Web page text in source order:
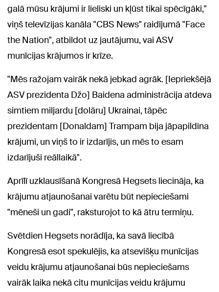
galā mūsu krājumi ir lieliski un kļūst tikai spēcīgāki,"
viņš televīzijas kanāla "CBS News" raidījumā "Face
the Nation", atbildot uz jautājumu, vai ASV
munīcijas krājumos ir krīze.
"Mēs ražojam vairāk nekā jebkad agrāk. [Iepriekšējā
ASV prezidenta Džo] Baidena administrācija atdeva
simtiem miljardu [dolāru] Ukrainai, tāpēc
prezidentam [Donaldam] Trampam bija jāpapildina
krājumi, un viņš to ir izdarījis, un mēs to esam
izdarījuši reāllaikā".
Aprīlī uzklausīšanā Kongresā Hegsets liecināja, ka
krājumu atjaunošanai varētu būt nepieciešami
"mēneši un gadi", raksturojot to kā ātru termiņu.
Svētdien Hegsets norādīja, ka savā liecībā
Kongresā esot spekulējis, ka atsevišķu munīcijas
veidu krājumu atjaunošanai būs nepieciešams
vairāk laika nekā citu munīcijas veidu krājumu